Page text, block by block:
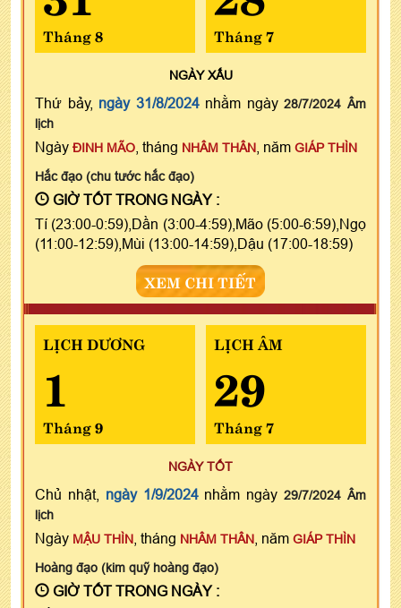
Tháng 8 Tháng 7
NGÀYXẤU
Thứ bảy, ngày 31/8/2024nhằm ngày28/7/2024 Âm
lịch
Ngày ĐINH MÃO , tháng NHÂM THÂN , năm GIÁP THÌN
Hắc đạo (chu tước hắc đạo)
GIỜ TỐT TRONG NGÀY :
Tí (23:00-0:59),Dần (3:00-4:59),Mão (5:00-6:59),Ngọ
(11:00-12:59),Mùi (13:00-14:59),Dậu (17:00-18:59)
XEM CHI TIẾT
LỊCH DƯƠNG
1
Tháng 9
LỊCH ÂM
29
Tháng 7
NGÀY TỐT
Chủ nhật, ngày 1/9/2024nhằm ngày29/7/2024 Âm
lịch
Ngày MẬU THÌN , tháng NHÂM THÂN , năm GIÁP THÌN
Hoàng đạo (kim quỹ hoàng đạo)
GIỜ TỐT TRONG NGÀY :